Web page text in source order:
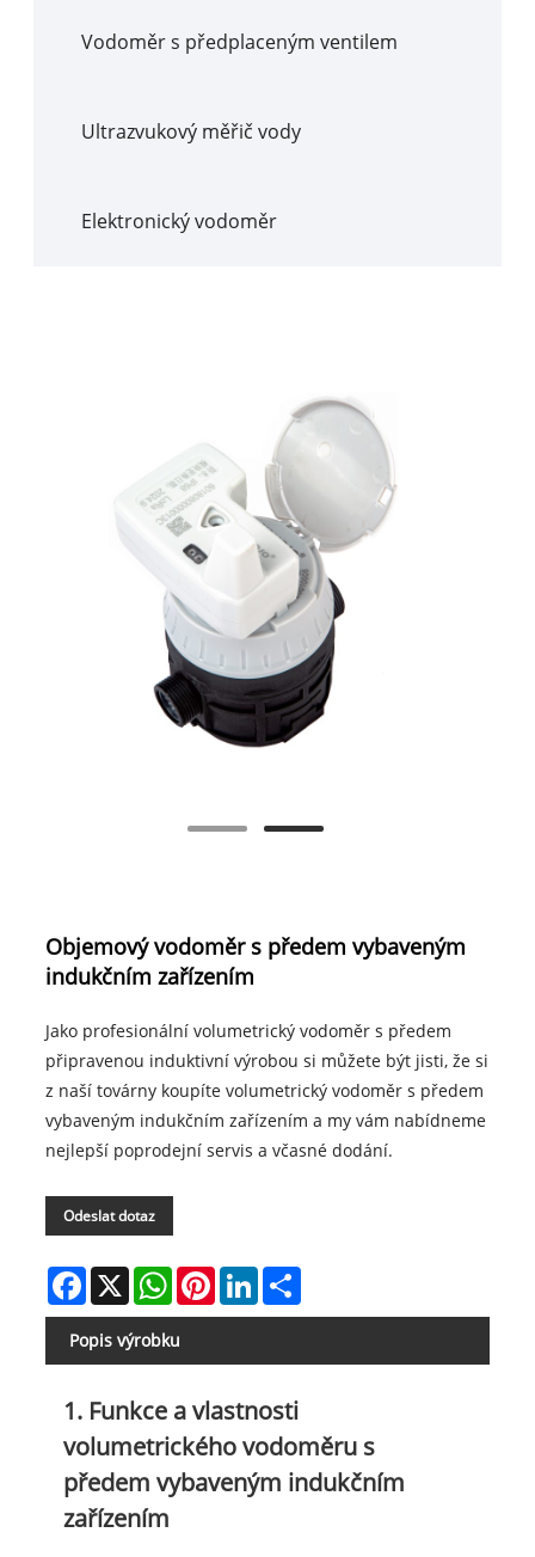
Vodoměr s předplaceným ventilem
Ultrazvukový měřič vody
Elektronický vodoměr
Objemový vodoměr s předem vybaveným
indukčním zařízením
Jako profesionální volumetrický vodoměr s předem
připravenou induktivní výrobou si můžete být jisti, že si
z naší továrny koupíte volumetrický vodoměr s předem
vybaveným indukčním zařízením a my vám nabídneme
nejlepší poprodejní servis a včasné dodání.
Odeslat dotaz
Facebook
X WhatsAppPinterestLinkedInShare
Popis výrobku
1. Funkce a vlastnosti
volumetrického vodoměru s
předem vybaveným indukčním
zařízením